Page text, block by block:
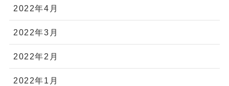
2022年4月
2022年3月
2022年2月
2022年1月